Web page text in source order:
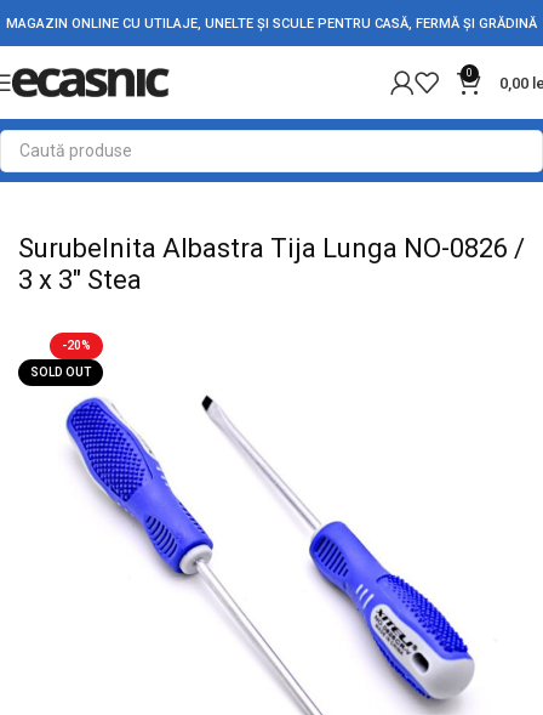
MAGAZIN ONLINE CU UTILAJE, UNELTE ȘI SCULE PENTRU CASĂ, FERMĂ ȘI GRĂDINĂ
0
0,00
Prima pagină Scule - Unelte Surubelnite & Creioane Tensiune
Surubelnita Albastra Tija Lunga NO-0826 /
3 x 3" Stea
-20%
SOLD OUT